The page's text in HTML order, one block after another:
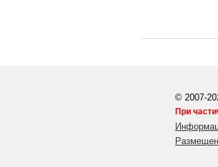
© 2007-
При